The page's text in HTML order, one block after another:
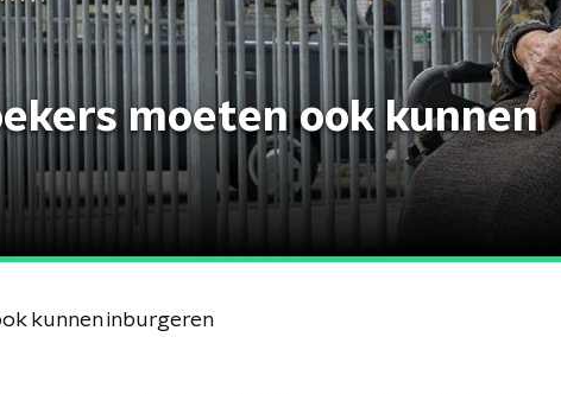
moeten ook kunnen
kunnen inburgeren